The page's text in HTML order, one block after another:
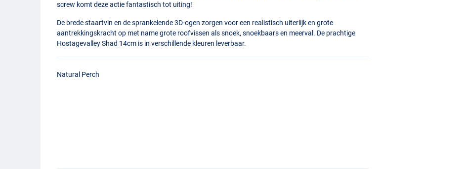
screw komt deze actie fantastisch tot uiting!
De brede staartvin en de sprankelende 3D-ogen zorgen voor een realistisch uiterlijk en grote
aantrekkingskracht op met name grote roofvissen als snoek, snoekbaars en meerval. De prachtige
Hostagevalley Shad 14cm is in verschillende kleuren leverbaar.
Natural Perch